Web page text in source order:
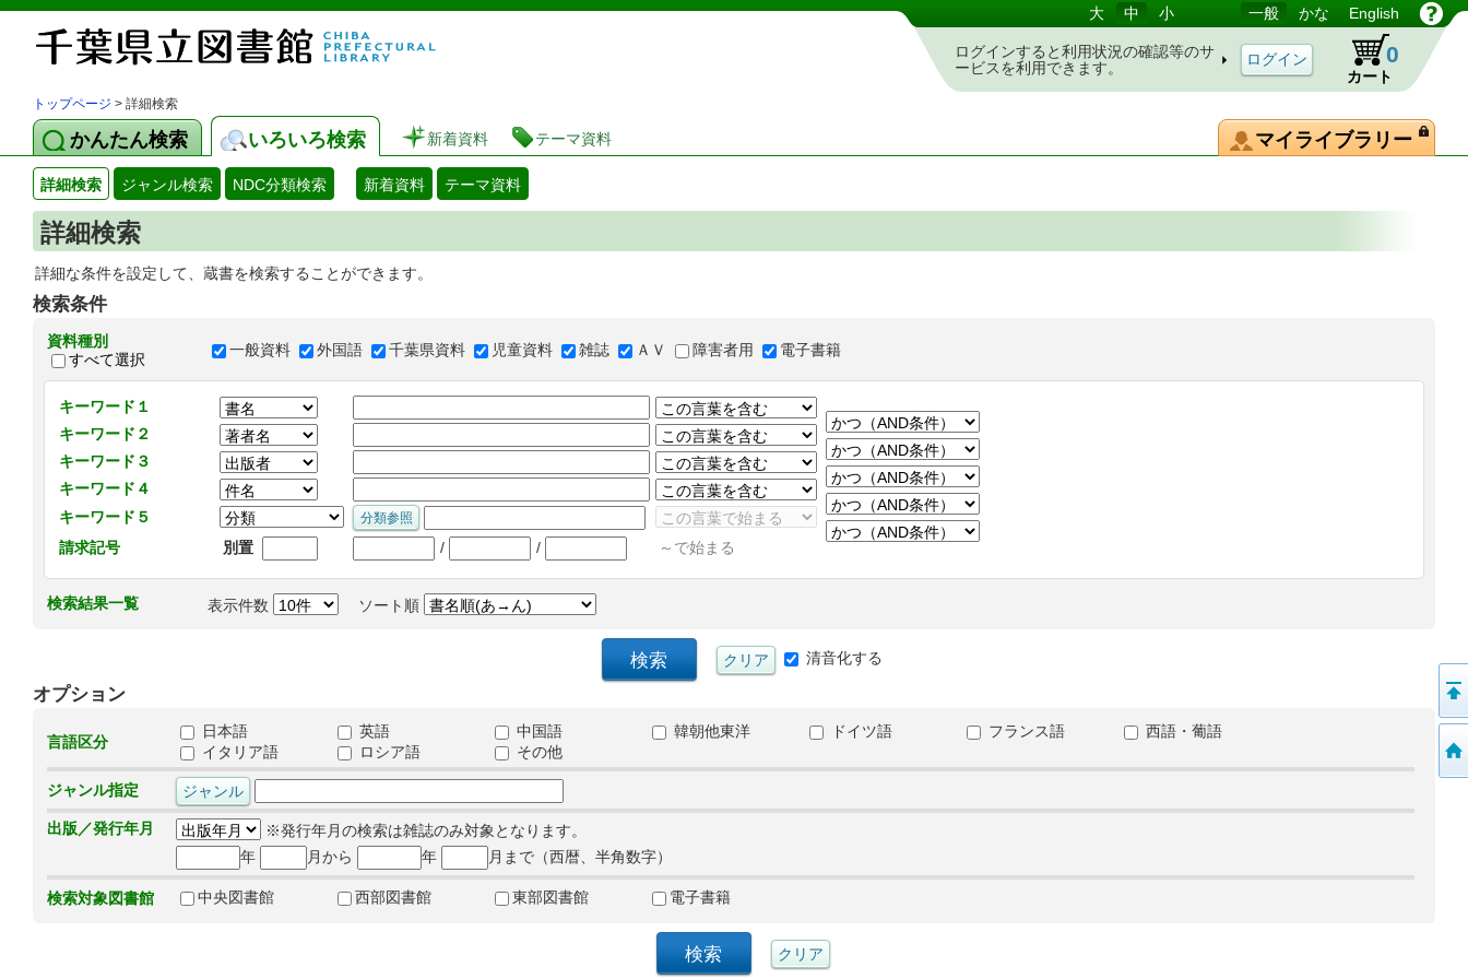
図書館 蔵書検索・予約システム 大 中 小 一般 かな English
ログインすると利用状況の確認等のサ
ービスを利用できます。
カート
0
トップページ > 詳細検索
かんたん検索 いろいろ検索 新着資料 テーマ資料 マイライブラリー
詳細検索 ジャンル検索 NDC分類検索 新着資料 テーマ資料
詳細検索
詳細な条件を設定して、蔵書を検索することができます。
検索条件
資料種別
すべて選択
一般資料 外国語 千葉県資料 児童資料 雑誌 ＡＶ 障害者用 電子書籍
キーワード１
キーワード２
キーワード３
キーワード４
キーワード５
請求記号
別置 / / ～で始まる
検索結果一覧 表示件数 ソート順
清音化する
オプション
言語区分
日本語 英語 中国語 韓朝他東洋 ドイツ語 フランス語
西語・葡語
イタリア語
ロシア語 その他
ジャンル指定
出版／発行年月
※発行年月の検索は雑誌のみ対象となります。
年
月から 年 月まで（西暦、半角数字）
検索対象図書館 中央図書館 西部図書館 東部図書館 電子書籍